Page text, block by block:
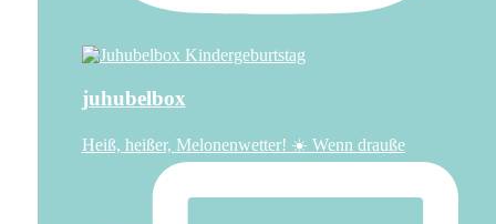
juhubelbox
Heiß, heißer, Melonenwetter! ☀️ Wenn drauße